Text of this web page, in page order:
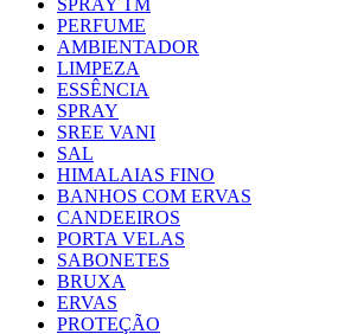
SPRAY TM
PERFUME
AMBIENTADOR
LIMPEZA
ESSÊNCIA
SPRAY
SREE VANI
SAL
HIMALAIAS FINO
BANHOS COM ERVAS
CANDEEIROS
PORTA VELAS
SABONETES
BRUXA
ERVAS
PROTEÇÃO